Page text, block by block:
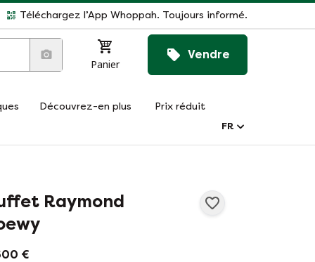
Téléchargez l’App Whoppah. Toujours informé.
Panier
Vendre
Découvrez-en plus
Prix réduit
FR
Raymond
€